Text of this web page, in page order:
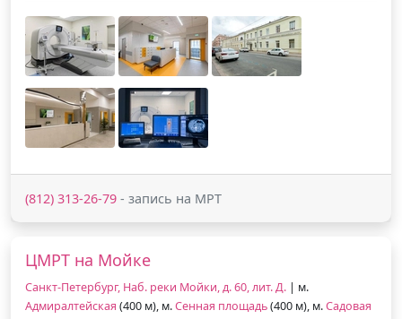
(812) 313-26-79 - запись на МРТ
ЦМРТ на Мойке
Санкт-Петербург, Наб. реки Мойки, д. 60, лит. Д. | м.
Адмиралтейская (400 м), м.Сенная площадь(400 м), м.Садовая